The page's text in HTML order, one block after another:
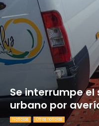
Se interrumpe el
urbano por
Noticias Otras noticias